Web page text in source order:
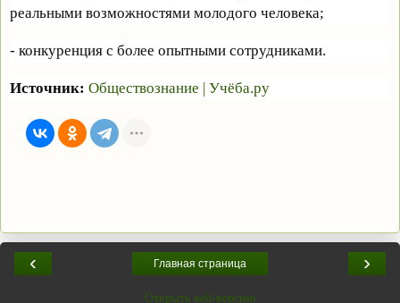
реальными возможностями молодого человека;
- конкуренция с более опытными сотрудниками.
Источник: Обществознание | Учёба.ру
‹ ›
Главная страница
Открыть веб-версию